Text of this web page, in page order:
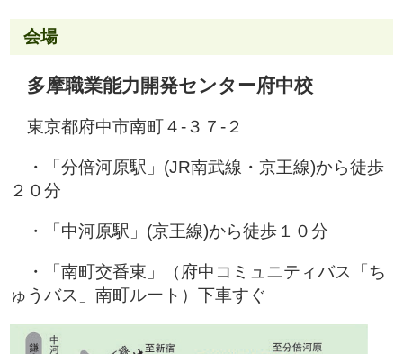
会場
多摩職業能力開発センター府中校
東京都府中市南町４-３７-２
・「分倍河原駅」(JR南武線・京王線)から徒歩
２０分
・「中河原駅」(京王線)から徒歩１０分
・「南町交番東」（府中コミュニティバス「ち
ゅうバス」南町ルート）下車すぐ